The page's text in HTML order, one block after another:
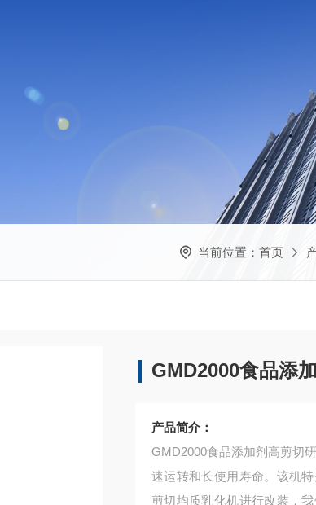
当前位置： 首页
GMD2000食品添
产品简介：
GMD2000食品添加剂高剪切
速运转和长使用寿命。该机
剪切均质乳化机进行改装，